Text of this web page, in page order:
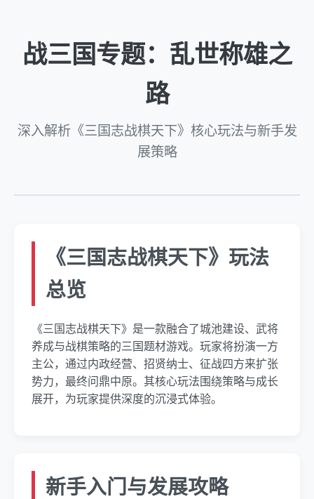
战三国专题：乱世称雄之
路
深入解析《三国志战棋天下》核心玩法与新手发
展策略
《三国志战棋天下》玩法
总览
《三国志战棋天下》是一款融合了城池建设、武将
养成与战棋策略的三国题材游戏。玩家将扮演一方
主公，通过内政经营、招贤纳士、征战四方来扩张
势力，最终问鼎中原。其核心玩法围绕策略与成长
展开，为玩家提供深度的沉浸式体验。
新手入门与发展攻略